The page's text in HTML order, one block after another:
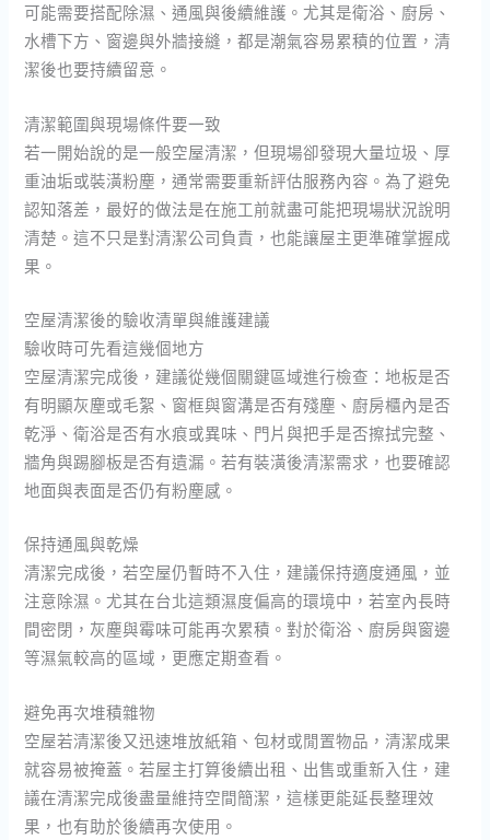
可能需要搭配除濕、通風與後續維護。尤其是衛浴、廚房、
水槽下方、窗邊與外牆接縫，都是潮氣容易累積的位置，清
潔後也要持續留意。
清潔範圍與現場條件要一致
若一開始說的是一般空屋清潔，但現場卻發現大量垃圾、厚
重油垢或裝潢粉塵，通常需要重新評估服務內容。為了避免
認知落差，最好的做法是在施工前就盡可能把現場狀況說明
清楚。這不只是對清潔公司負責，也能讓屋主更準確掌握成
果。
空屋清潔後的驗收清單與維護建議
驗收時可先看這幾個地方
空屋清潔完成後，建議從幾個關鍵區域進行檢查：地板是否
有明顯灰塵或毛絮、窗框與窗溝是否有殘塵、廚房櫃內是否
乾淨、衛浴是否有水痕或異味、門片與把手是否擦拭完整、
牆角與踢腳板是否有遺漏。若有裝潢後清潔需求，也要確認
地面與表面是否仍有粉塵感。
保持通風與乾燥
清潔完成後，若空屋仍暫時不入住，建議保持適度通風，並
注意除濕。尤其在台北這類濕度偏高的環境中，若室內長時
間密閉，灰塵與霉味可能再次累積。對於衛浴、廚房與窗邊
等濕氣較高的區域，更應定期查看。
避免再次堆積雜物
空屋若清潔後又迅速堆放紙箱、包材或閒置物品，清潔成果
就容易被掩蓋。若屋主打算後續出租、出售或重新入住，建
議在清潔完成後盡量維持空間簡潔，這樣更能延長整理效
果，也有助於後續再次使用。